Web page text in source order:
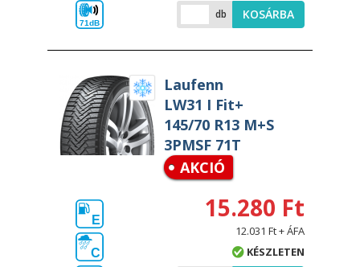
71dB
db KOSÁRBA
Laufenn
LW31 I Fit+
145/70 R13 M+S
3PMSF 71T
AKCIÓ
E
C
15.280 Ft
12.031 Ft + ÁFA
KÉSZLETEN